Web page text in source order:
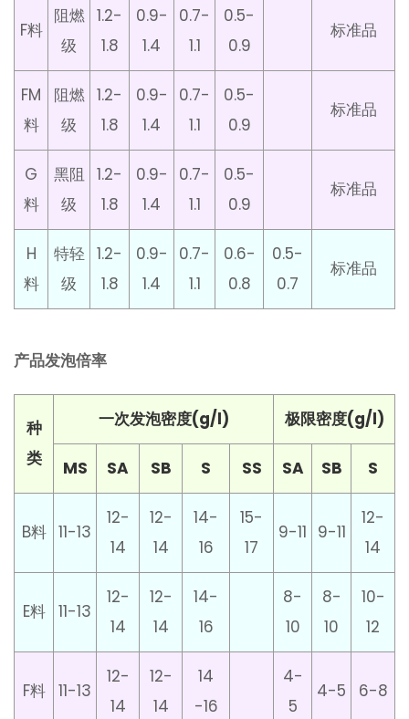
F料
阻燃
级
1.2-
1.8
0.9-
1.4
0.7-
1.1
0.5-
0.9
标准品
FM
料
阻燃
级
1.2-
1.8
0.9-
1.4
0.7-
1.1
0.5-
0.9
标准品
G
料
黑阻
级
1.2-
1.8
0.9-
1.4
0.7-
1.1
0.5-
0.9
标准品
H
料
特轻
级
1.2-
1.8
0.9-
1.4
0.7-
1.1
0.6-
0.8
0.5-
0.7
标准品
产品发泡倍率
种
类
一次发泡密度(g/l) 极限密度(g/l)
MS SA SB S SS SA SB S
B料 11-13
12-
14
12-
14
14-
16
15-
17
9-11 9-11
12-
14
E料 11-13
12-
14
12-
14
14-
16
8-
10
8-
10
10-
12
F料 11-13
12-
14
12-
14
14
-16
4-
5
4-5 6-8